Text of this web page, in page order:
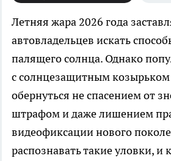
Летняя жара 2026 года
автовладельцев искать
палящего солнца. Однако
с солнцезащитным
обернуться не спасением от
штрафом и даже лишением
видеофиксации нового
распознавать такие уловки, и